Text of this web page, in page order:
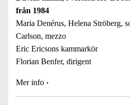
från 1984
Maria Denérus, Helena Ströberg,
Carlson, mezzo
Eric Ericsons kammarkör
Florian Benfer, dirigent
Mer info ›